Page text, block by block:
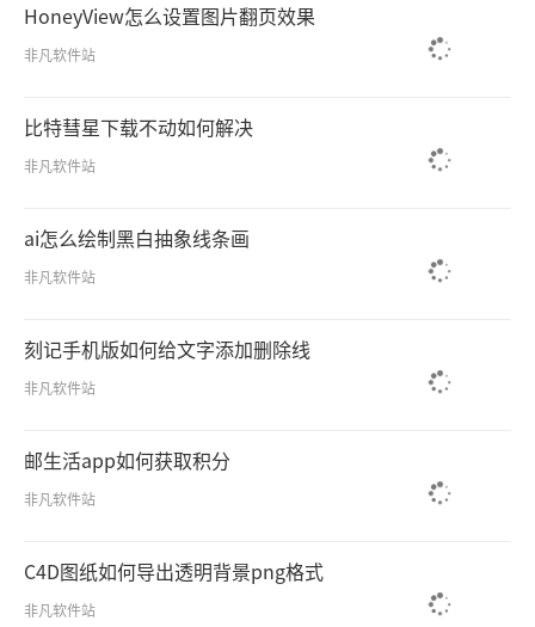
HoneyView怎么设置图片翻页效果
非凡软件站
比特彗星下载不动如何解决
非凡软件站
ai怎么绘制黑白抽象线条画
非凡软件站
刻记手机版如何给文字添加删除线
非凡软件站
邮生活app如何获取积分
非凡软件站
C4D图纸如何导出透明背景png格式
非凡软件站